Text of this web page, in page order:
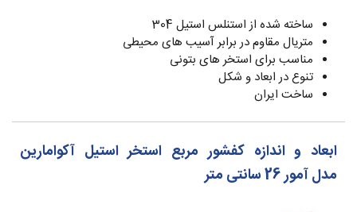
ساخته شده از استنلس استیل 304
متریال مقاوم در برابر آسیب های محیطی
مناسب برای استخر های بتونی
تنوع در ابعاد و شکل
ساخت ایران
ابعاد و اندازه کفشور مربع استخر استیل آکوامارین
مدل آمور 26 سانتی متر